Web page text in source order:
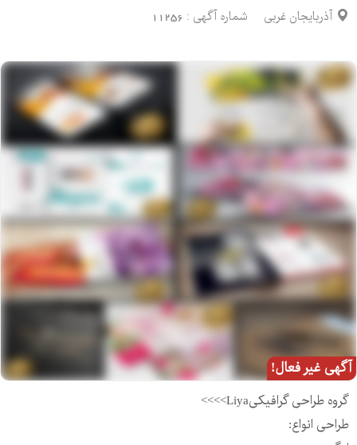
آذربایجان غربی شماره آگهی : 11256
آگهی غیر فعال!
گروه طراحی گرافیکیLiya>>>>
طراحی انواع: